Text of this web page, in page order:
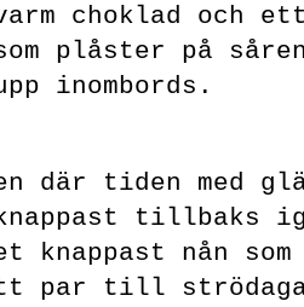
choklad och
plåster på
inombords.
där tiden med
knappast tillbaks
knappast nån
ett par till